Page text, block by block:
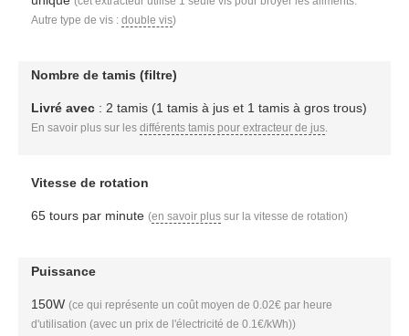
Autre type de vis : double vis)
Nombre de tamis (filtre)
Livré avec: 2 tamis (1 tamis à jus et 1 tamis à gros trous)
En savoir plus sur les différents tamis pour extracteur de jus.
Vitesse de rotation
65 tours par minute (en savoir plussur la vitesse de rotation)
Puissance
150W (ce qui représente un coût moyen de 0.02€ par heure
d'utilisation (avec un prix de l'électricité de 0.1€/kWh))